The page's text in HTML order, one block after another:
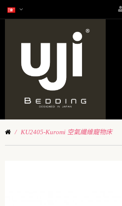
KU2405-Kuromi 空氣纖維寵物床